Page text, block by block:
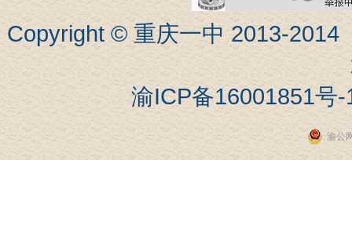
Copyright © 重庆一中 2013-
渝ICP备16001851号-
渝公